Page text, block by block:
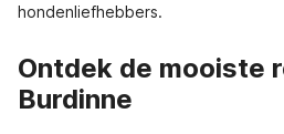
hondenliefhebbers.
Ontdek de mooiste
Burdinne